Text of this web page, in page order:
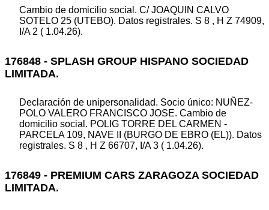
Cambio de domicilio social. C/ JOAQUIN CALVO
SOTELO 25 (UTEBO). Datos registrales. S 8 , H Z 74909,
I/A 2 ( 1.04.26).
176848 - SPLASH GROUP HISPANO SOCIEDAD
LIMITADA.
Declaración de unipersonalidad. Socio único: NUÑEZ-
POLO VALERO FRANCISCO JOSE. Cambio de
domicilio social. POLIG TORRE DEL CARMEN -
PARCELA 109, NAVE II (BURGO DE EBRO (EL)). Datos
registrales. S 8 , H Z 66707, I/A 3 ( 1.04.26).
176849 - PREMIUM CARS ZARAGOZA SOCIEDAD
LIMITADA.